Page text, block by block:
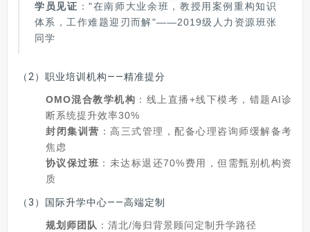
学员见证 ："在南师大业余班，教授用案例重构知识
体系，工作难题迎刃而解"——2019级人力资源班张
同学
（2）职业培训机构——精准提分
OMO混合教学机构 ：线上直播+线下模考，错题AI诊
断系统提升效率30%
封闭集训营 ：高三式管理，配备心理咨询师缓解备考
焦虑
协议保过班 ：未达标退还70%费用，但需甄别机构资
质
（3）国际升学中心——高端定制
规划师团队 ：清北/海归背景顾问定制升学路径